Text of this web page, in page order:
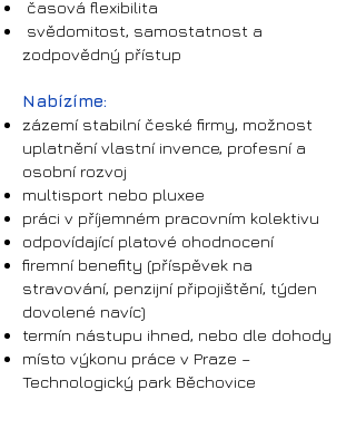
časová flexibilita
svědomitost, samostatnost a
zodpovědný přístup
Nabízíme:
zázemí stabilní české firmy, možnost
uplatnění vlastní invence, profesní a
osobní rozvoj
multisport nebo pluxee
práci v příjemném pracovním kolektivu
odpovídající platové ohodnocení
firemní benefity (příspěvek na
stravování, penzijní připojištění, týden
dovolené navíc)
termín nástupu ihned, nebo dle dohody
místo výkonu práce v Praze –
Technologický park Běchovice